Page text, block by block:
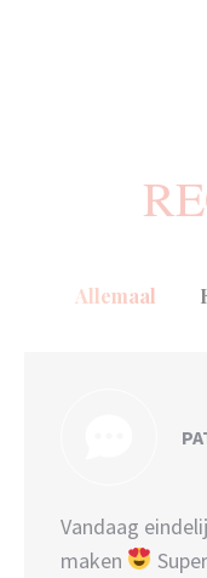
Allemaal
Vandaag
maken